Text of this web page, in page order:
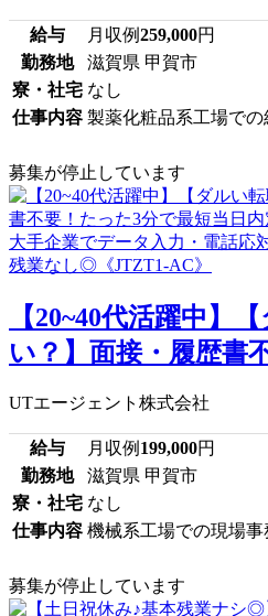
給与 月収例259,000円
勤務地
滋賀県 甲賀市
寮・社宅 なし
仕事内容 製薬化粧品系工場で
募集が停止しています
【20~40代活躍中】
い？】面接・履歴書
UTエージェント株式会社
給与 月収例 199,000円
勤務地
滋賀県 甲賀市
寮・社宅 なし
仕事内容 機械系工場での現場事
募集が停止しています